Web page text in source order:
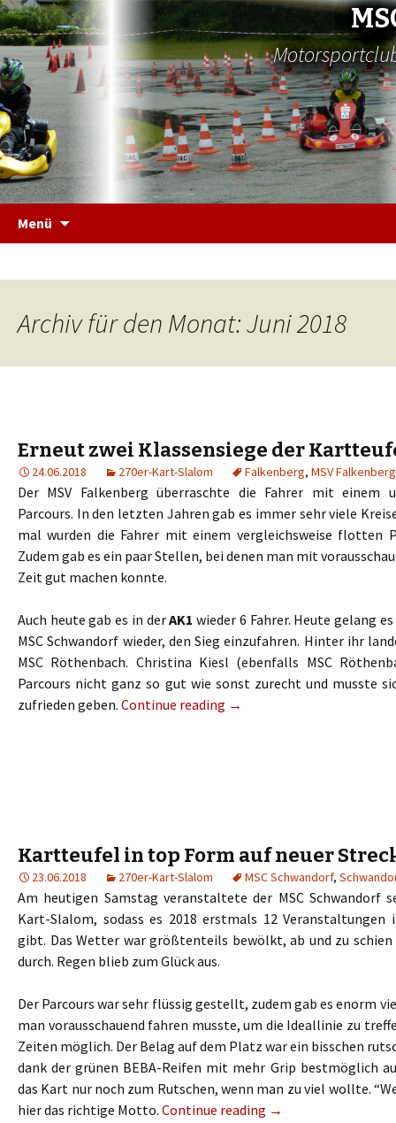
Menü
Archiv für den Monat: Juni 2018
Erneut zwei Klassensiege der
24.06.2018 270er-Kart-Slalom Falkenberg, MSV Falkenberg
Der MSV Falkenberg überraschte die Fahrer mit einem
Parcours. In den letzten Jahren gab es immer sehr viele
mal wurden die Fahrer mit einem vergleichsweise flotten
Zudem gab es ein paar Stellen, bei denen man mit
Zeit gut machen konnte.
Auch heute gab es in derAK1 wieder 6 Fahrer. Heute gelang
MSC Schwandorf wieder, den Sieg einzufahren. Hinter ihr
MSC Röthenbach. Christina Kiesl (ebenfalls MSC
Parcours nicht ganz so gut wie sonst zurecht und musste
zufrieden geben. Continue reading →
Kartteufel in top Form auf neuer
23.06.2018 270er-Kart-Slalom MSC Schwandorf,
Am heutigen Samstag veranstaltete der MSC Schwandorf
Kart-Slalom, sodass es 2018 erstmals 12 Veranstaltungen
gibt. Das Wetter war größtenteils bewölkt, ab und zu schien
durch. Regen blieb zum Glück aus.
Der Parcours war sehr flüssig gestellt, zudem gab es enorm
man vorausschauend fahren musste, um die Ideallinie zu
Zeiten möglich. Der Belag auf dem Platz war ein bisschen
dank der grünen BEBA-Reifen mit mehr Grip bestmöglich
das Kart nur noch zum Rutschen, wenn man zu viel wollte.
hier das richtige Motto. Continue reading →